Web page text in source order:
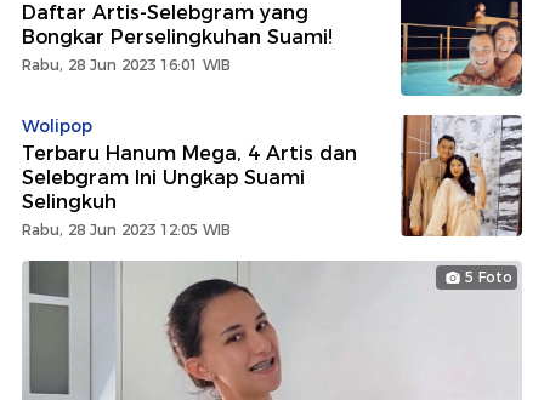
Daftar Artis-Selebgram yang
Bongkar Perselingkuhan Suami!
Rabu, 28 Jun 2023 16:01 WIB
Wolipop
Terbaru Hanum Mega, 4 Artis dan
Selebgram Ini Ungkap Suami
Selingkuh
Rabu, 28 Jun 2023 12:05 WIB
5 Foto